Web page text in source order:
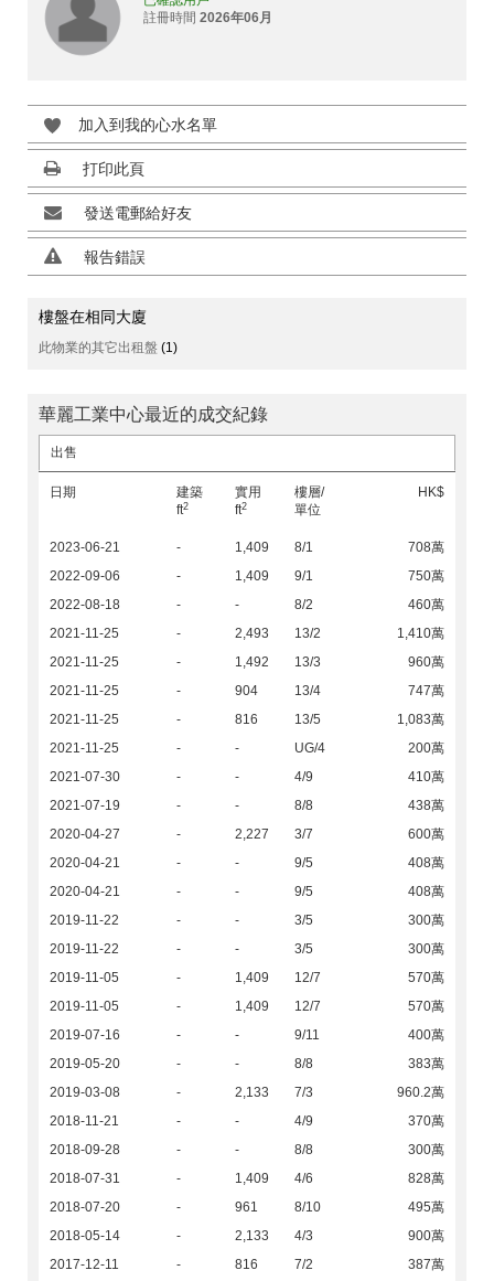
註冊時間 2026年06月
加入到我的心水名單
打印此頁
發送電郵給好友
報告錯誤
樓盤在相同大廈
此物業的其它出租盤 (1)
華麗工業中心最近的成交紀錄
出售
日期
建築
ft2
實用
ft2
樓層/
單位
HK$
2023-06-21 - 1,409 8/1
708萬
2022-09-06
- 1,409 9/1
750萬
2022-08-18
- - 8/2
460萬
2021-11-25
- 2,493 13/2
1,410萬
2021-11-25
- 1,492 13/3
960萬
2021-11-25
- 904 13/4
747萬
2021-11-25
- 816 13/5
1,083萬
2021-11-25
- - UG/4
200萬
2021-07-30
- - 4/9
410萬
2021-07-19
- - 8/8
438萬
2020-04-27
- 2,227 3/7
600萬
2020-04-21
- - 9/5
408萬
2020-04-21
- - 9/5
408萬
2019-11-22
- - 3/5
300萬
2019-11-22
- - 3/5
300萬
2019-11-05
- 1,409 12/7
570萬
2019-11-05
- 1,409 12/7
570萬
2019-07-16
- - 9/11
400萬
2019-05-20
- - 8/8
383萬
2019-03-08
- 2,133 7/3
960.2萬
2018-11-21
- - 4/9
370萬
2018-09-28
- - 8/8
300萬
2018-07-31
- 1,409 4/6
828萬
2018-07-20
- 961 8/10
495萬
2018-05-14
- 2,133 4/3
900萬
2017-12-11
- 816 7/2
387萬